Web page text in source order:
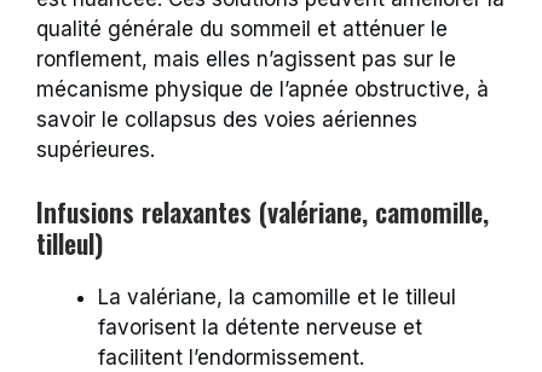
qualité générale du sommeil et atténuer le
ronflement, mais elles n’agissent pas sur le
mécanisme physique de l’apnée obstructive, à
savoir le collapsus des voies aériennes
supérieures.
Infusions relaxantes (valériane, camomille,
tilleul)
La valériane, la camomille et le tilleul
favorisent la détente nerveuse et
facilitent l’endormissement.